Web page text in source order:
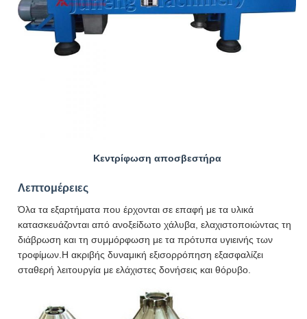
Κεντρίφωση αποσβεστήρα
Λεπτομέρειες
Όλα τα εξαρτήματα που έρχονται σε επαφή με τα υλικά
κατασκευάζονται από ανοξείδωτο χάλυβα, ελαχιστοποιώντας τη
διάβρωση και τη συμμόρφωση με τα πρότυπα υγιεινής των
τροφίμων.Η ακριβής δυναμική εξισορρόπηση εξασφαλίζει
σταθερή λειτουργία με ελάχιστες δονήσεις και θόρυβο.